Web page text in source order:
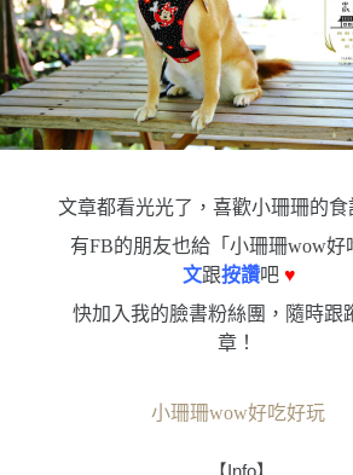
文章都看光光了，喜歡小珊珊的食
有FB的朋友也給「小珊珊wow好
文跟按讚吧 ♥
快加入我的臉書粉絲團，隨時跟
章！
小珊珊wow好吃好玩